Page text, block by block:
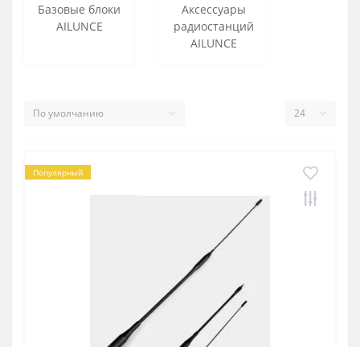
Базовые блоки
AILUNCE
Аксессуары
радиостанций
AILUNCE
Популярный